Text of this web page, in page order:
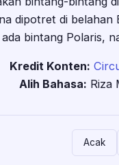
dipotret di
bintang Polaris,
Kredit Konten:
Alih Bahasa: Riza
Acak